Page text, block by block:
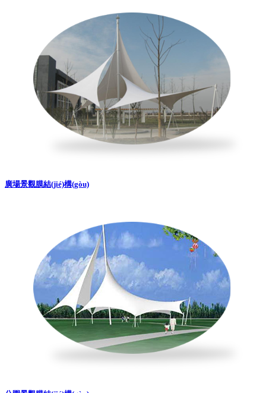
廣場景觀膜結(jié)構(gòu)